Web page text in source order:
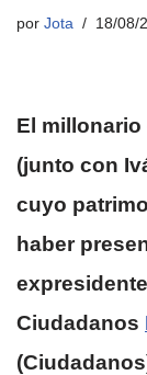
por Jota 18/08/
El
(junto con
cuyo
haber
Ciudadanos